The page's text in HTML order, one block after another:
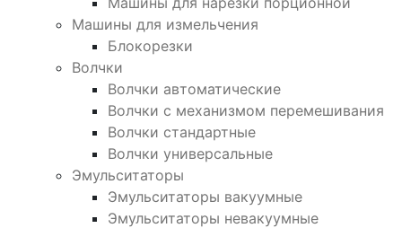
Машины для измельчения
Блокорезки
Волчки
Волчки автоматические
Волчки с механизмом перемешивания
Волчки стандартные
Волчки универсальные
Эмульситаторы
Эмульситаторы вакуумные
Эмульситаторы невакуумные